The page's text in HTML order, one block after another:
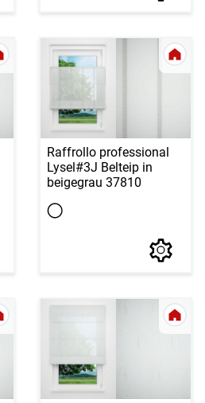
Raffrollo professional
Lysel#3J Belteip in
beigegrau 37810